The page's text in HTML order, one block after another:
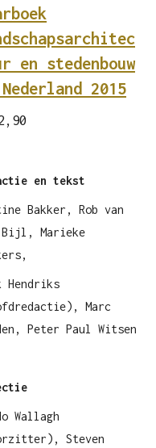
en stedenbouw
2015
en tekst
Bakker, Rob van
Marieke
Hendriks
Marc
Peter Paul Witsen
Wallagh
Steven